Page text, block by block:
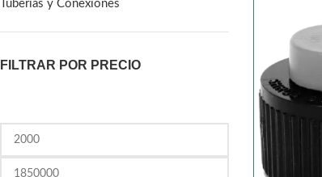
Tuberías y Conexiones
FILTRAR POR PRECIO